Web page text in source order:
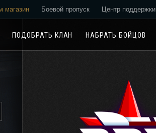
магазин Боевой пропуск Центр поддержки
ПОДОБРАТЬ КЛАН НАБРАТЬ БОЙЦОВ